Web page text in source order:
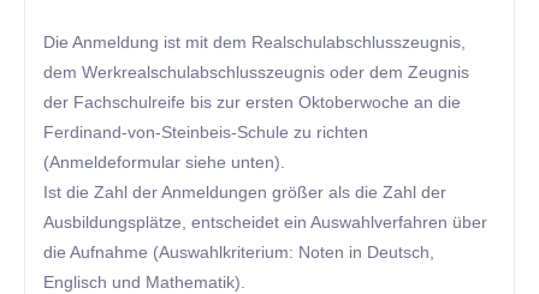
Die Anmeldung ist mit dem Realschulabschlusszeugnis,
dem Werkrealschulabschlusszeugnis oder dem Zeugnis
der Fachschulreife bis zur ersten Oktoberwoche an die
Ferdinand-von-Steinbeis-Schule zu richten
(Anmeldeformular siehe unten).
Ist die Zahl der Anmeldungen größer als die Zahl der
Ausbildungsplätze, entscheidet ein Auswahlverfahren über
die Aufnahme (Auswahlkriterium: Noten in Deutsch,
Englisch und Mathematik).